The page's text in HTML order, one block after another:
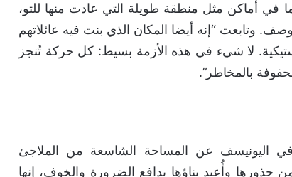
في أماكن مثل منطقة طويلة التي عادت منها للتو،
وتابعت “إنه أيضا المكان الذي بنت فيه عائلاتهم
لا شيء في هذه الأزمة بسيط: كل حركة تُنجز
بالمخاطر”.
اليونيسف عن المساحة الشاسعة من الملاجئ
وأُعيد بناؤها بدافع الضرورة والخوف، إنها